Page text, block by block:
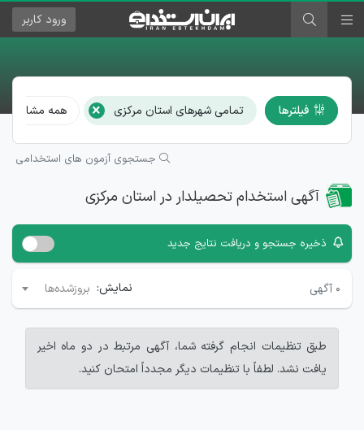
ورود کاربر
فیلترها تمامی شهرهای استان مرکزی × همه مشاغل
جستجوی آزمون های استخدامی
آگهی استخدام تحصیلدار در استان مرکزی
ذخیره جستجو و دریافت نتایج جدید
۰ آگهی نمایش: بروزشده‌ها
طبق تنظیمات انجام گرفته شما، آگهی مرتبط در دو ماه اخیر
یافت نشد. لطفاً با تنظیمات دیگر مجدداً امتحان کنید.